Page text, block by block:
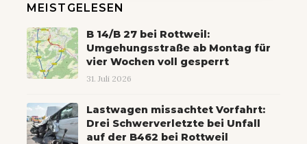
MEISTGELESEN
B 14/B 27 bei Rottweil:
Umgehungsstraße ab Montag für
vier Wochen voll gesperrt
31. Juli 2026
Lastwagen missachtet Vorfahrt:
Drei Schwerverletzte bei Unfall
auf der B462 bei Rottweil